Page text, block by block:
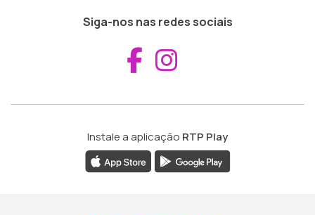
Siga-nos nas redes sociais
Aceder ao
Instale a aplicação RTP Play